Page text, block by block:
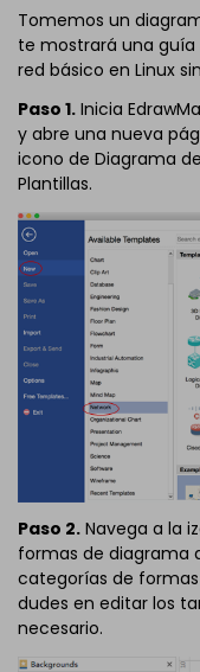
Tomemos un
te mostrará una
red básico en Linux
Paso 1. Inicia
y abre una nueva
icono de Diagrama
Plantillas.
Paso 2. Navega a la
formas de diagrama
categorías de formas
dudes en editar los
necesario.